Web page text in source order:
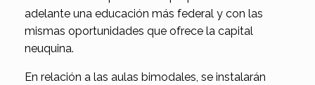
adelante una educación más federal y con las
mismas oportunidades que ofrece la capital
neuquina.
En relación a las aulas bimodales, se instalarán